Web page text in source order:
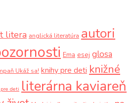
litera anglická literatúra autori
Ema esej glosa
Ukáž sa! knihy pre deti knižné
deti literárna kaviareň